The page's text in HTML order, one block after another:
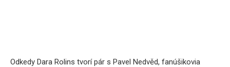
Odkedy Dara Rolins tvorí pár s Pavel Nedvěd, fanúšikovia